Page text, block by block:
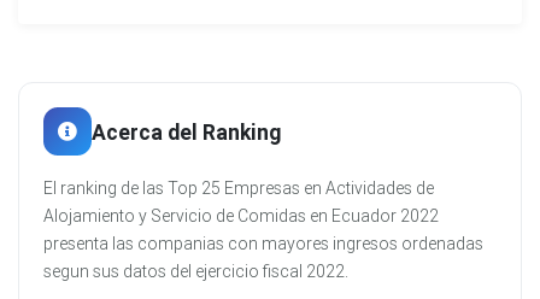
Acerca del Ranking
El ranking de las Top 25 Empresas en Actividades de
Alojamiento y Servicio de Comidas en Ecuador 2022
presenta las companias con mayores ingresos ordenadas
segun sus datos del ejercicio fiscal 2022.